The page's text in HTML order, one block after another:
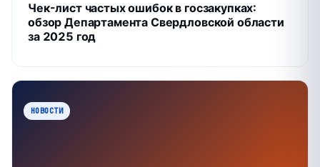
Чек-лист частых ошибок в госзакупках:
обзор Департамента Свердловской области
за 2025 год
НОВОСТИ